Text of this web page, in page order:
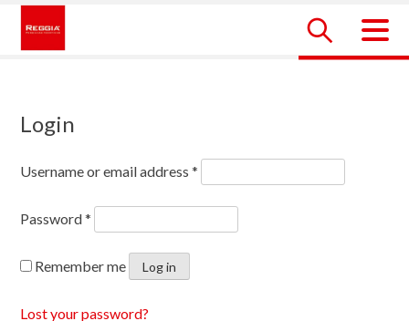
Skip
content
Login
Username or email address*
Password*
Remember me Log in
Lost your password?